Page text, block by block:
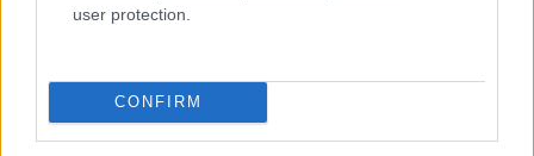
user protection.
CONFIRM